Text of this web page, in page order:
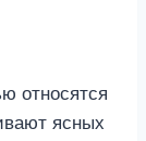
относятся
ясных